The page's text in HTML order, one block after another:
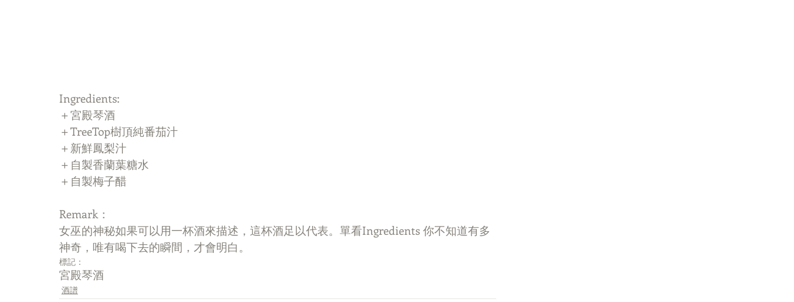
Ingredients:
＋宮殿琴酒
＋TreeTop樹頂純番茄汁
＋新鮮鳳梨汁
＋自製香蘭葉糖水
＋自製梅子醋
Remark：
女巫的神秘如果可以用一杯酒來描述，這杯酒足以代表。單看Ingredients 你不知道有多
神奇，唯有喝下去的瞬間，才會明白。
標記：
宮殿琴酒
酒譜